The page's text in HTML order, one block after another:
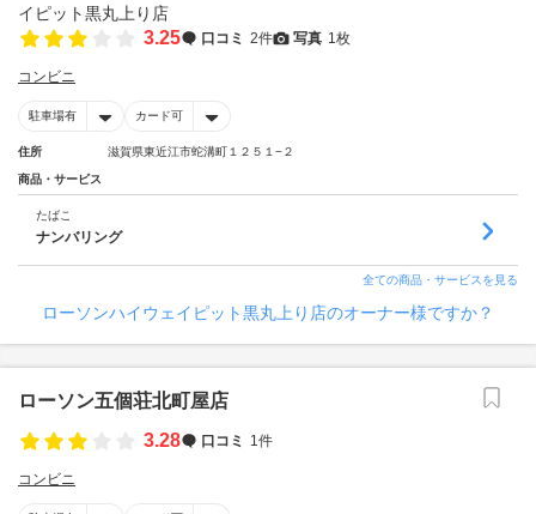
3.25 口コミ 2件 写真 1枚
コンビニ
駐車場有 カード可
住所 滋賀県東近江市蛇溝町１２５１−２
商品・サービス
たばこ
ナンバリング
全ての商品・サービスを見る
ローソンハイウェイピット黒丸上り店のオーナー様ですか？
ローソン五個荘北町屋店
3.28
口コミ 1件
コンビニ